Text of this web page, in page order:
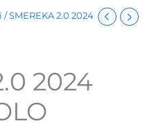
/ SMEREKA 2.0 2024
2024